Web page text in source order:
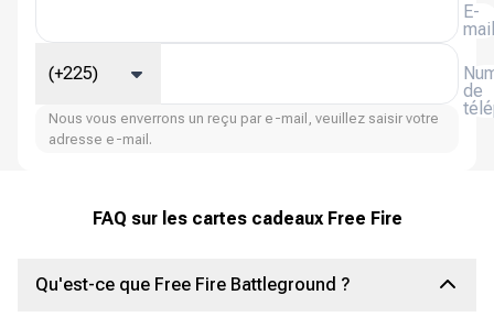
E-
mail
de
(+225)
Nous vous enverrons un reçu par e-mail, veuillez saisir votre
adresse e-mail.
FAQ sur les cartes cadeaux Free Fire
Qu'est-ce que Free Fire Battleground ?